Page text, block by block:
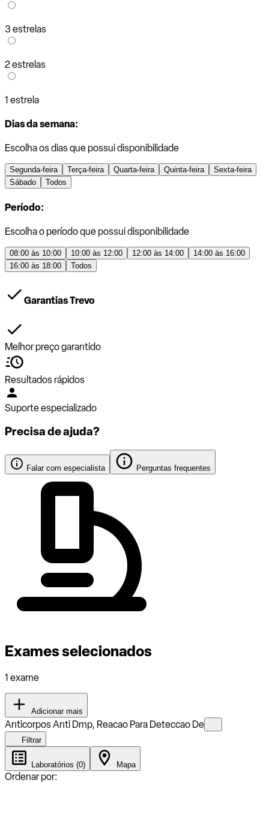
3 estrelas
2 estrelas
1 estrela
Dias da semana:
Escolha os dias que possui disponibilidade
Segunda-feira Terça-feira Quarta-feira Quinta-feira
Sexta-feira
Sábado
Todos
Período:
Escolha o período que possui disponibilidade
08:00 às 10:00 10:00 às 12:00 12:00 às 14:00
14:00 às 16:00
16:00 às 18:00
Todos
Garantias Trevo
Melhor preço garantido
Resultados rápidos
Suporte especializado
Precisa de ajuda?
Falar com especialista Perguntas frequentes
Exames selecionados
1 exame
Adicionar mais
Anticorpos Anti Dmp, Reacao Para Deteccao De
Filtrar
Laboratórios (0) Mapa
Ordenar por: